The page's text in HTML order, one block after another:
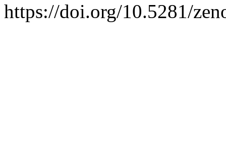
https://doi.org/10.5281/